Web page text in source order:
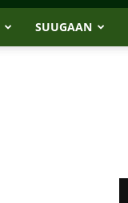
SUUGAAN